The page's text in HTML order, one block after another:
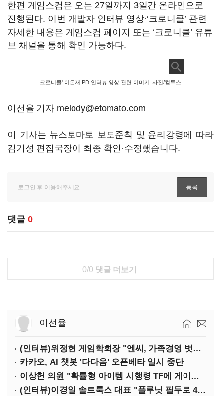
한편 게임스컴은 오는 27일까지 3일간 온라인으로
진행된다. 이번 개발자 인터뷰 영상·‘크로니클’ 관련
자세한 내용은 게임스컴 페이지 또는 ‘크로니클’ 유튜
브 채널을 통해 확인 가능하다.
크로니클' 이은재 PD 인터뷰 영상 관련 이미지. 사진/컴투스
이선율 기자 melody@etomato.com
이 기사는 뉴스토마토 보도준칙 및 윤리강령에 따라
김기성 편집국장이 최종 확인·수정했습니다.
댓글 0
0/0 댓글 더보기
이선율
(인터뷰)위정현 게임학회장 "엔씨, 가족경영 벗어나 세대교체해야"
카카오, AI 챗봇 '다다음' 오픈베타 일시 중단
이상헌 의원 "확률형 아이템 시행령 TF에 게이머 의견 대변할 사람 없어"
(인터뷰)이경일 솔트룩스 대표 "플루닛 필두로 400억 연매출 목표"